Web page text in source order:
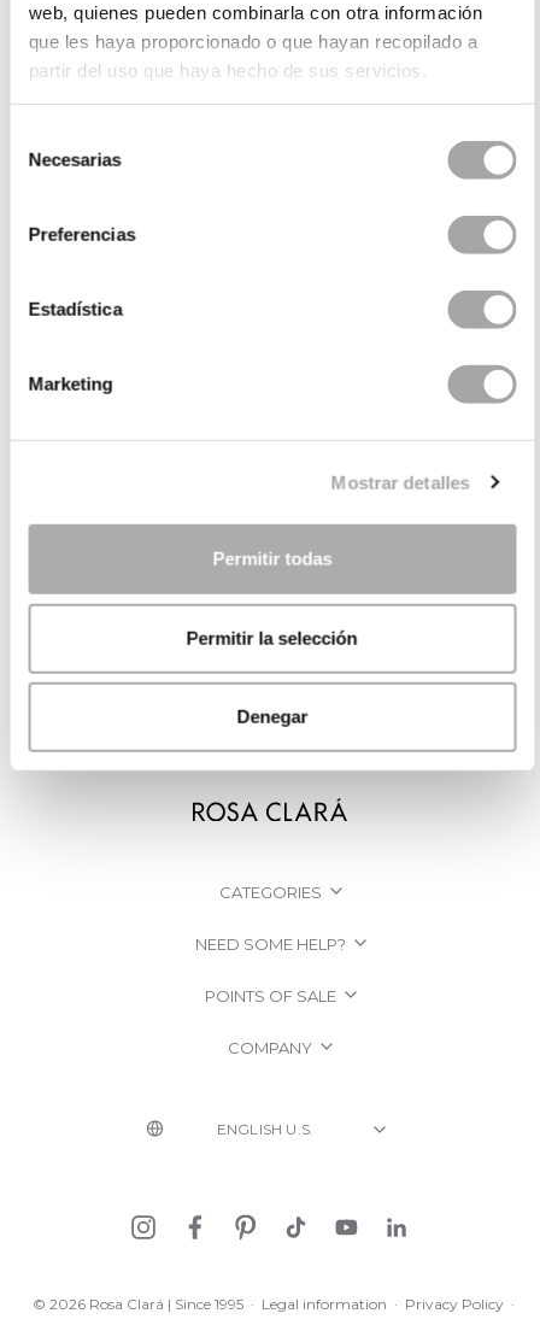
web, quienes pueden combinarla con otra información
que les haya proporcionado o que hayan recopilado a
partir del uso que haya hecho de sus servicios.
Necesarias
Preferencias
Estadística
Marketing
Mostrar detalles
Permitir todas
Permitir la selección
Denegar
CATEGORIES
NEED SOME HELP?
POINTS OF SALE
COMPANY
© 2026 Rosa Clará | Since 1995 · Legal information · Privacy Policy ·